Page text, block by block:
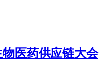
医药供应链大会